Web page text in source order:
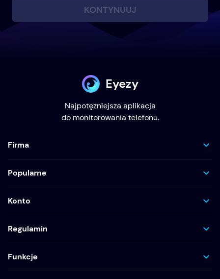
KONTYNUUJ
Eyezy
Najpotężniejsza aplikacja
do monitorowania telefonu.
Firma
Popularne
Konto
Regulamin
Funkcje